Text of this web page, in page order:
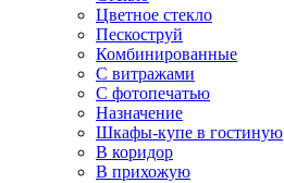
Цветное стекло
Пескоструй
Комбинированные
С витражами
С фотопечатью
Назначение
Шкафы-купе в гостиную
В коридор
В прихожую